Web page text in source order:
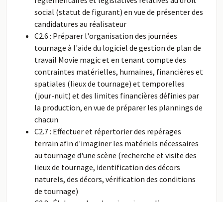
social (statut de figurant) en vue de présenter des
candidatures au réalisateur
C2.6 : Préparer l'organisation des journées
tournage à l'aide du logiciel de gestion de plan de
travail Movie magic et en tenant compte des
contraintes matérielles, humaines, financières et
spatiales (lieux de tournage) et temporelles
(jour-nuit) et des limites financières définies par
la production, en vue de préparer les plannings de
chacun
C2.7 : Effectuer et répertorier des repérages
terrain afin d'imaginer les matériels nécessaires
au tournage d'une scène (recherche et visite des
lieux de tournage, identification des décors
naturels, des décors, vérification des conditions
de tournage)